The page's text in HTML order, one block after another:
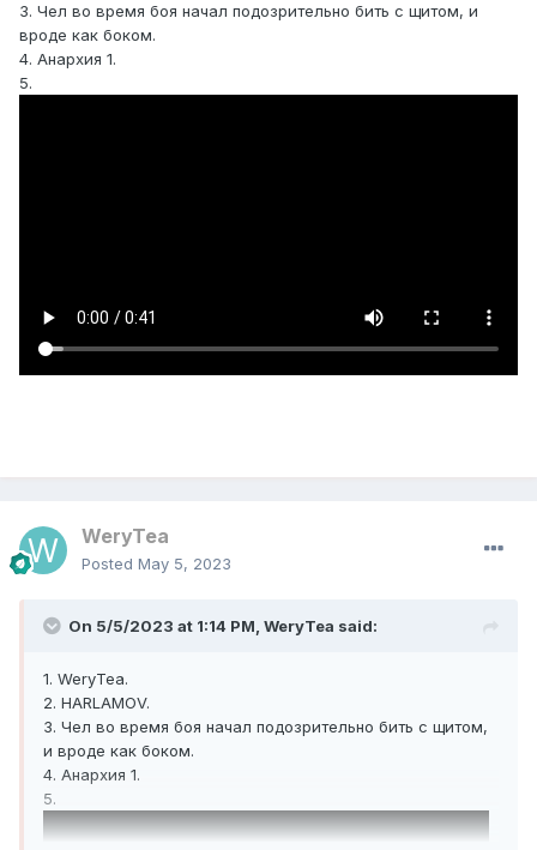
3. Чел во время боя начал подозрительно бить с щитом, и
вроде как боком.
4. Анархия 1.
5.
WeryTea
Posted May 5, 2023
On 5/5/2023 at 1:14 PM, WeryTea said:
1. WeryTea.
2. HARLAMOV.
3. Чел во время боя начал подозрительно бить с щитом,
и вроде как боком.
4. Анархия 1.
5.